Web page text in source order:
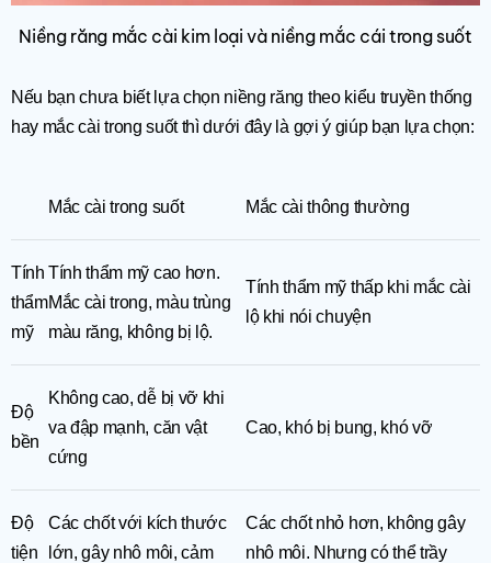
Niềng răng mắc cài kim loại và niềng mắc cái trong suốt
Nếu bạn chưa biết lựa chọn niềng răng theo kiểu truyền thống
hay mắc cài trong suốt thì dưới đây là gợi ý giúp bạn lựa chọn:
Mắc cài trong suốt Mắc cài thông thường
Tính
thẩm
mỹ
Tính thẩm mỹ cao hơn.
Mắc cài trong, màu trùng
màu răng, không bị lộ.
Tính thẩm mỹ thấp khi mắc cài
lộ khi nói chuyện
Độ
bền
Không cao, dễ bị vỡ khi
va đập mạnh, căn vật
cứng
Cao, khó bị bung, khó vỡ
Độ
tiện
Các chốt với kích thước
lớn, gây nhô môi, cảm
Các chốt nhỏ hơn, không gây
nhô môi. Nhưng có thể trầy